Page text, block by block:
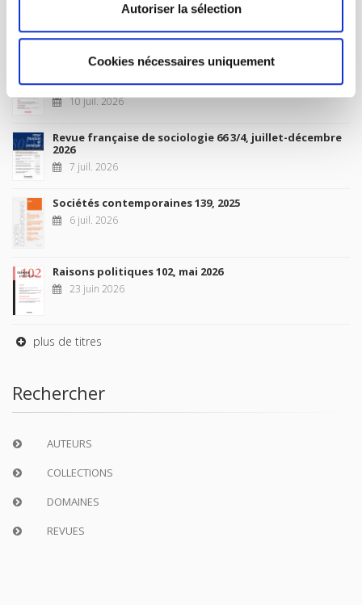
Autoriser la sélection
Cookies nécessaires uniquement
Nouveautés
Revue française de science politique 76-2, avril-juin
2026
10 juil. 2026
Revue française de sociologie 66 3/4, juillet-décembre
2026
7 juil. 2026
Sociétés contemporaines 139, 2025
6 juil. 2026
Raisons politiques 102, mai 2026
23 juin 2026
plus de titres
Rechercher
AUTEURS
COLLECTIONS
DOMAINES
REVUES